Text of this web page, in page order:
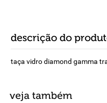
descrição do
taça vidro diamond gamma
veja também